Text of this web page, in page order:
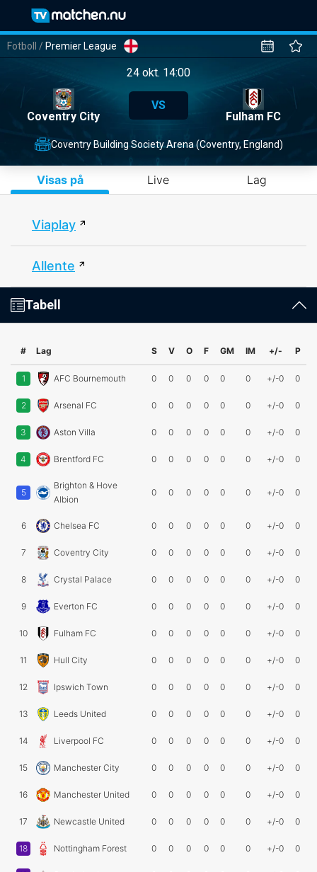
Fotboll / Premier League
24 okt. 14:00
Coventry City
VS
Fulham FC
Coventry Building Society Arena (Coventry, England)
Visas på Live Lag
Viaplay
Allente
Tabell
# Lag S V O F GM IM +/- P
1 AFC Bournemouth 0 0 0 0 0 0 +/-0 0
2 Arsenal FC 0 0 0 0 0 0 +/-0 0
3 Aston Villa 0 0 0 0 0 0 +/-0 0
4 Brentford FC 0 0 0 0 0 0 +/-0 0
5
Brighton & Hove
Albion
0 0 0 0 0 0 +/-0 0
6 Chelsea FC 0 0 0 0 0 0 +/-0 0
7 Coventry City 0 0 0 0 0 0 +/-0 0
8 Crystal Palace 0 0 0 0 0 0 +/-0 0
9 Everton FC 0 0 0 0 0 0 +/-0 0
10 Fulham FC 0 0 0 0 0 0 +/-0 0
11 Hull City 0 0 0 0 0 0 +/-0 0
12 Ipswich Town 0 0 0 0 0 0 +/-0 0
13 Leeds United 0 0 0 0 0 0 +/-0 0
14 Liverpool FC 0 0 0 0 0 0 +/-0 0
15 Manchester City 0 0 0 0 0 0 +/-0 0
16 Manchester United 0 0 0 0 0 0 +/-0 0
17 Newcastle United 0 0 0 0 0 0 +/-0 0
18 Nottingham Forest 0 0 0 0 0 0 +/-0 0